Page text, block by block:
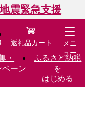
震緊急支援
・
ペーン
ふるさと納税
を
はじめる
返礼品カート
メニ
ュー